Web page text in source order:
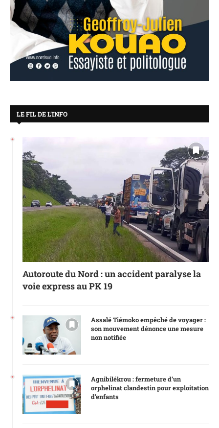
LE FIL DE L’INFO
Autoroute du Nord : un accident paralyse la
voie express au PK 19
Assalé Tiémoko empêché de voyager :
son mouvement dénonce une mesure
non notifiée
Agnibilékrou : fermeture d’un
orphelinat clandestin pour exploitation
d’enfants